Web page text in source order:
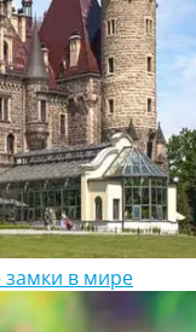
замки в мире